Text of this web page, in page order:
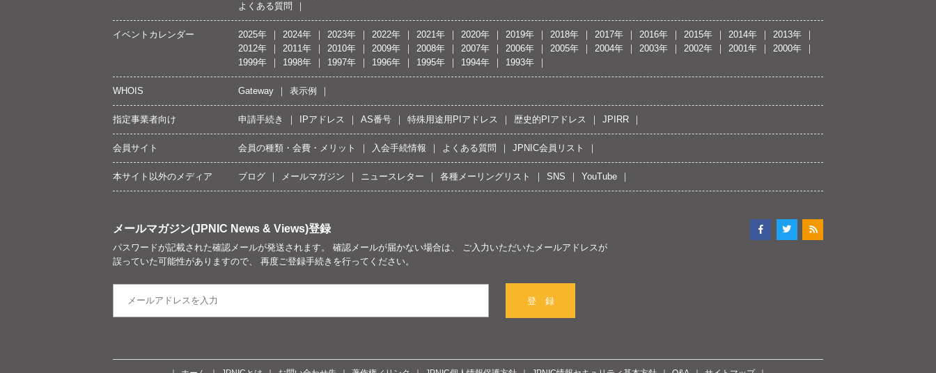
よくある質問
イベントカレンダー 2025年 2024年 2023年 2022年 2021年 2020年 2019年 2018年 2017年 2016年 2015年 2014年
2013年
2012年
2011年 2010年 2009年 2008年 2007年 2006年 2005年 2004年 2003年 2002年 2001年
2000年
1999年
1998年 1997年 1996年 1995年 1994年 1993年
WHOIS Gateway 表示例
指定事業者向け 申請手続き IPアドレス AS番号 特殊用途用PIアドレス 歴史的PIアドレス JPIRR
会員サイト 会員の種類・会費・メリット 入会手続情報 よくある質問 JPNIC会員リスト
本サイト以外のメディア ブログ メールマガジン ニュースレター 各種メーリングリスト SNS YouTube
メールマガジン(JPNIC News & Views)登録
パスワードが記載された確認メールが発送されます。 確認メールが届かない場合は、 ご入力いただいたメールアドレスが
誤っていた可能性がありますので、 再度ご登録手続きを行ってください。
登 録